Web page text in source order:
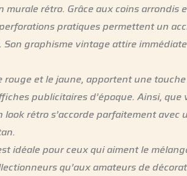
rétro. Grâce aux coins arrondis
pratiques permettent un
Son graphisme vintage attire
rouge et le jaune, apportent une
publicitaires d’époque. Ainsi,
rétro s’accorde parfaitement
idéale pour ceux qui aiment le
qu’aux amateurs de